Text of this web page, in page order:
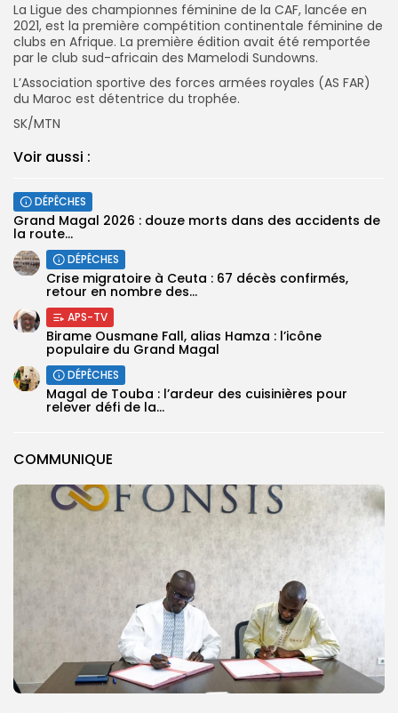
COMMUNIQUE
La Ligue des championnes féminine de la CAF, lancée en
2021, est la première compétition continentale féminine de
clubs en Afrique. La première édition avait été remportée
par le club sud-africain des Mamelodi Sundowns.
L’Association sportive des forces armées royales (AS FAR)
du Maroc est détentrice du trophée.
SK/MTN
Voir aussi :
DÉPÊCHES
Grand Magal 2026 : douze morts dans des accidents de
la route...
DÉPÊCHES
Crise migratoire à Ceuta : 67 décès confirmés,
retour en nombre des...
APS-TV
Birame Ousmane Fall, alias Hamza : l’icône
populaire du Grand Magal
DÉPÊCHES
Magal de Touba : l’ardeur des cuisinières pour
relever défi de la...